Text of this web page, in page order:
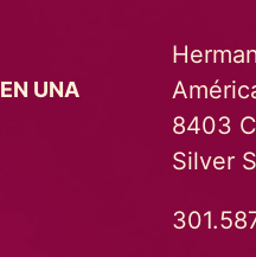
UNA
8403
Silver